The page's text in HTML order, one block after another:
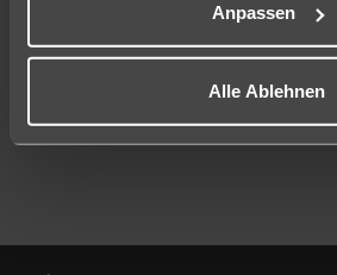
Anpassen
Alle Ablehnen
Mehr Filter anzeigen